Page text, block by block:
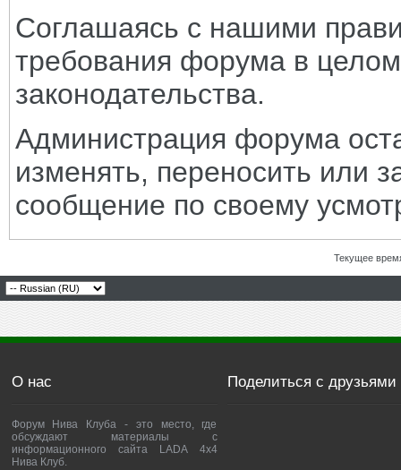
Соглашаясь с нашими
требования форума в
законодательства.
Администрация форума
изменять, переносить или
сообщение по своему
Текущее
О нас
Форум Нива Клуба - это место, где
обсуждают материалы с
информационного сайта LADA 4x4
Нива Клуб.
Поделиться с друзьями